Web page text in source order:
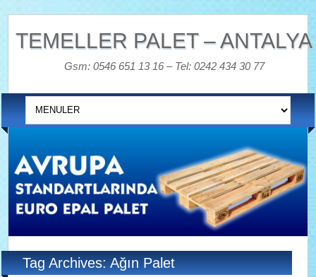
TEMELLER PALET – ANTALYA
Gsm: 0546 651 13 16 – Tel: 0242 434 30 77
Tag Archives: Ağın Palet